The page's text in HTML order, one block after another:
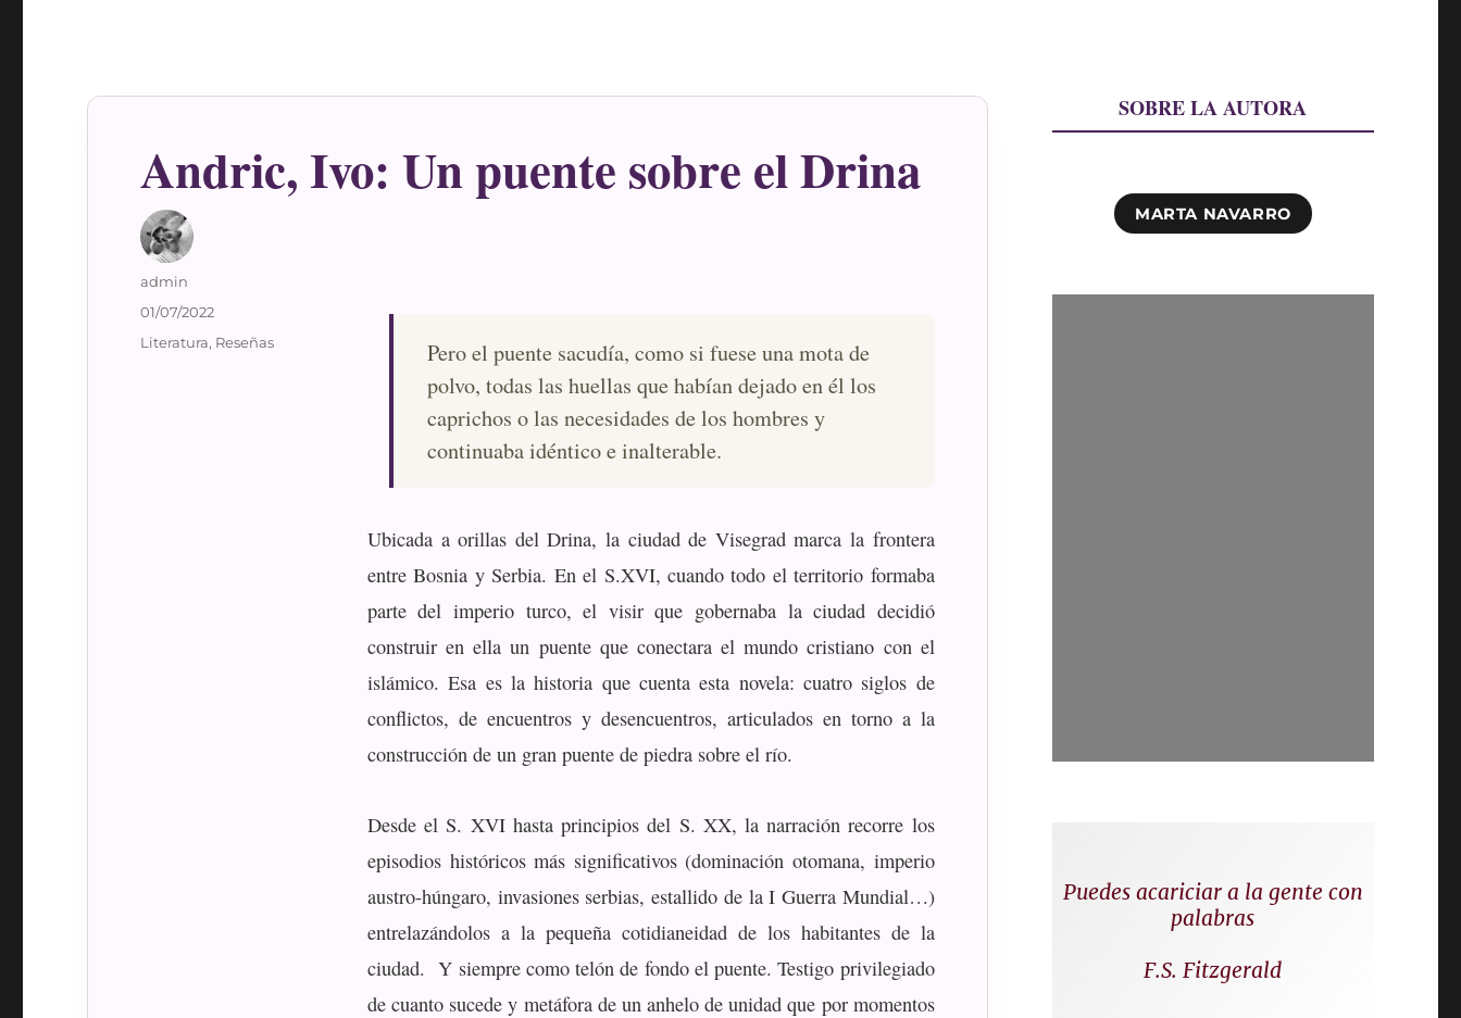
Andric, Ivo: Un puente sobre el Drina
Pero el puente sacudía, como si fuese una mota de
polvo, todas las huellas que habían dejado en él los
caprichos o las necesidades de los hombres y
continuaba idéntico e inalterable.
Ubicada a orillas del Drina, la ciudad de Visegrad marca la frontera
entre Bosnia y Serbia. En el S.XVI, cuando todo el territorio formaba
parte del imperio turco, el visir que gobernaba la ciudad decidió
construir en ella un puente que conectara el mundo cristiano con el
islámico. Esa es la historia que cuenta esta novela: cuatro siglos de
conflictos, de encuentros y desencuentros, articulados en torno a la
construcción de un gran puente de piedra sobre el río.
Desde el S. XVI hasta principios del S. XX, la narración recorre los
episodios históricos más significativos (dominación otomana, imperio
austro-húngaro, invasiones serbias, estallido de la I Guerra Mundial…)
entrelazándolos a la pequeña cotidianeidad de los habitantes de la
ciudad. Y siempre como telón de fondo el puente. Testigo privilegiado
de cuanto sucede y metáfora de un anhelo de unidad que por momentos
Autor
admin
Publicado
el
01/07/2022
Categorías
Literatura, Reseñas
SOBRE LA AUTORA
MARTA NAVARRO
Puedes acariciar a la gente con
palabras
F.S. Fitzgerald